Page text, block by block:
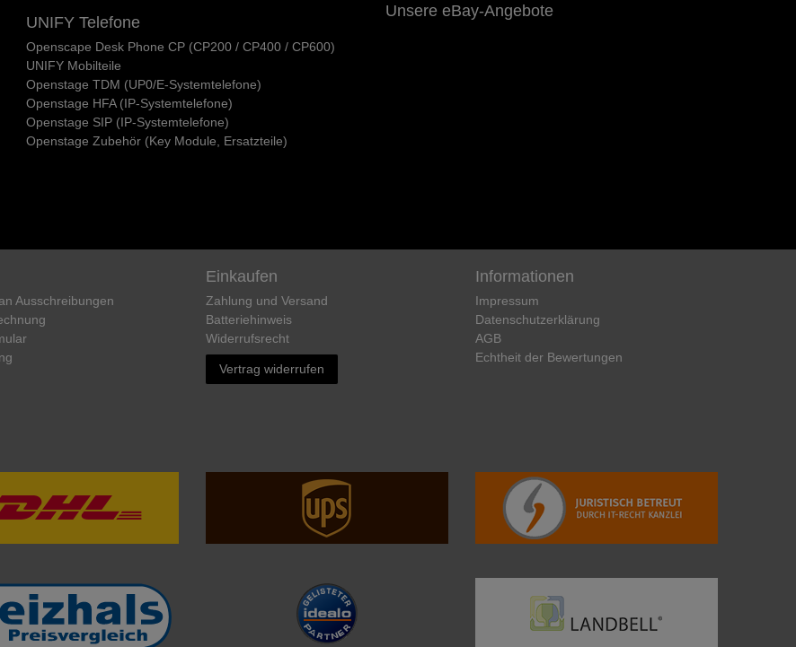
UNIFY Telefone
Openscape Desk Phone CP (CP200 / CP400 / CP600)
UNIFY Mobilteile
Openstage TDM (UP0/E-Systemtelefone)
Openstage HFA (IP-Systemtelefone)
Openstage SIP (IP-Systemtelefone)
Openstage Zubehör (Key Module, Ersatzteile)
Unsere eBay-Angebote
Ausschreibungen
Einkaufen
Zahlung und Versand
Batteriehinweis
Widerrufs­recht
Vertrag widerrufen
Informationen
Impressum
Daten­schutz­erklärung
AGB
Echtheit der Bewertungen